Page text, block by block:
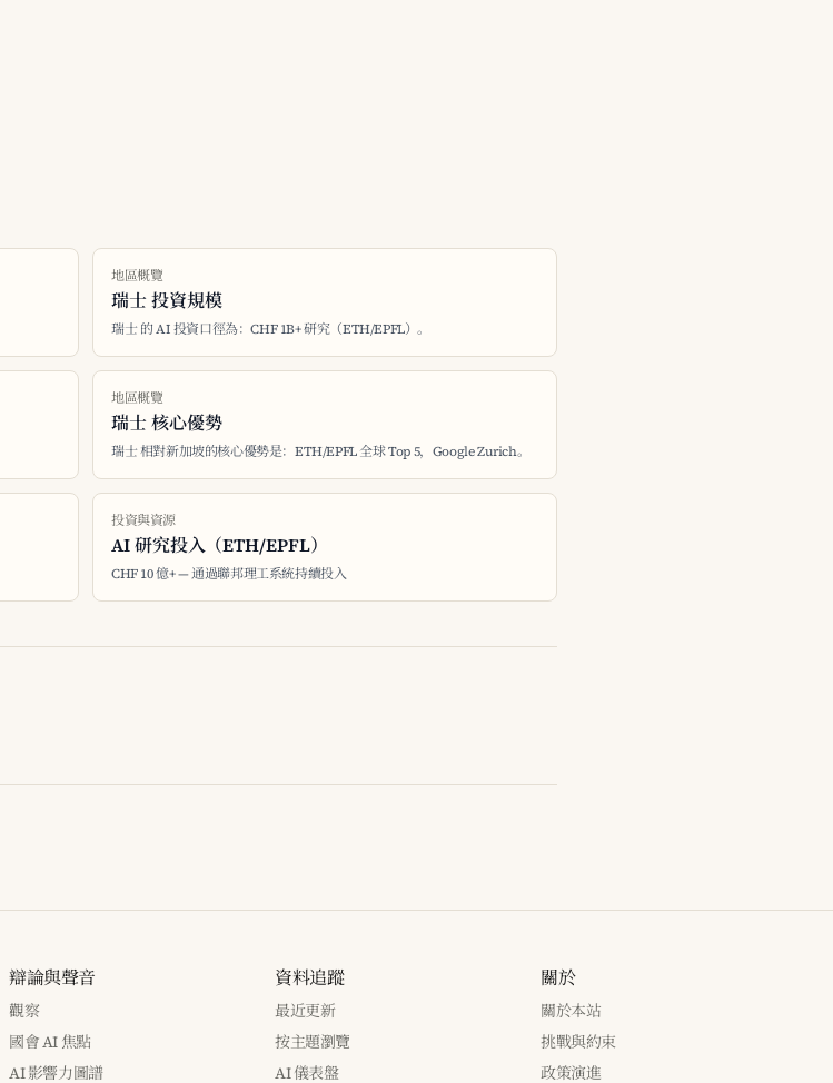
地區概覽
瑞士 投資規模
瑞士 的 AI 投資口徑為：CHF 1B+ 研究（ETH/EPFL）。
地區概覽
瑞士 核心優勢
瑞士 相對新加坡的核心優勢是：ETH/EPFL 全球 Top 5，Google Zurich。
投資與資源
AI 研究投入（ETH/EPFL）
CHF 10 億+ — 通過聯邦理工系統持續投入
辯論與聲音
觀察
國會 AI 焦點
AI 影響力圖譜
資料追蹤
最近更新
按主題瀏覽
AI 儀表盤
關於
關於本站
挑戰與約束
政策演進